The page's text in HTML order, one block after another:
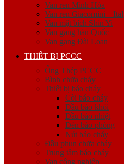
Van ren Minh Hòa
Van ren Giacomini –
Van mặt bích Shin Yi
Van gang hàn Quốc
Van gang Đài Loan
THIẾT BỊ PCCC
Ống Thép PCCC
Bình chữa cháy
Thiết bị báo cháy
Còi báo cháy
Đầu báo khói
Đầu báo nhiệt
Đèn báo phòng
Nút báo cháy
Đầu phun chữa cháy
Trung tâm báo cháy
Van công nghiệp